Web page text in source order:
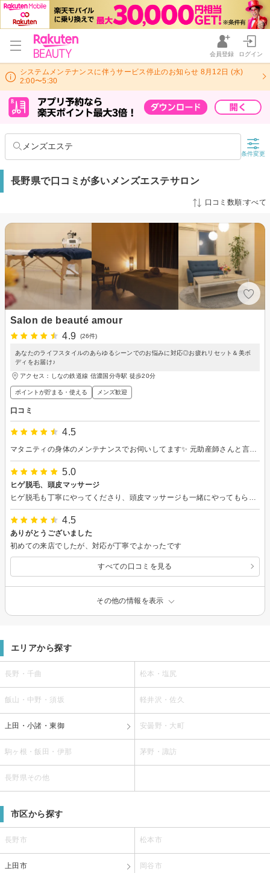
会員登録 ログイン
システムメンテナンスに伴うサービス停止のお知らせ 8月12日 (水)
2:00〜5:30
メンズエステ
条件変更
長野県で口コミが多いメンズエステサロン
口コミ数順:すべて
Salon de beauté amour
4.9
(26件)
あなたのライフスタイルのあらゆるシーンでのお悩みに対応◎お疲れリセット＆美ボ
ディをお届け♪
アクセス：しなの鉄道線 信濃国分寺駅 徒歩20分
ポイントが貯まる・使える メンズ歓迎
口コミ
4.5
マタニティの身体のメンテナンスでお伺いしてます✨ 元助産師さんと言う事でとても安心感があり 毎回とても癒されてます🙂‍↕️🤎マタニティでできるマッサージはなかなかなくて💦無理なくかつ丁寧にやってくださるので毎回満足して帰れます🥹
5.0
ヒゲ脱毛、頭皮マッサージ
4.5
ありがとうございました
初めての来店でしたが、対応が丁寧でよかったです
すべての口コミを見る
その他の情報を表示
エリアから探す
長野・千曲 松本・塩尻
飯山・中野・須坂 軽井沢・佐久
上田・小諸・東御 安曇野・大町
駒ヶ根・飯田・伊那 茅野・諏訪
長野県その他
市区から探す
長野市 松本市
上田市 岡谷市